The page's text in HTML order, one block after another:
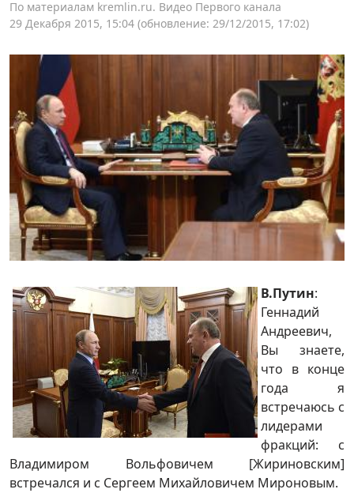
По материалам kremlin.ru. Видео Первого канала
29 Декабря 2015, 15:04 (обновление: 29/12/2015, 17:02)
В.Путин:
Геннадий
Андреевич,
Вы знаете,
что в конце
года я
встречаюсь с
лидерами
фракций: с
Владимиром Вольфовичем [Жириновским]
встречался и с Сергеем Михайловичем Мироновым.